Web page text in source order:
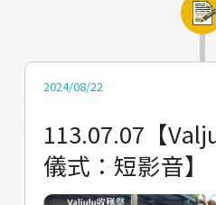
地點：三地門鄉圖書館 #行動三「青年力展
15:00 地點：地磨兒國小 全部活動歡迎馬兒部
落所有人一起參與！ #馬兒 #瓦酪露 #收穫祭 #
傳統美食
2024/08/22
113.07.07【
儀式：短影音】